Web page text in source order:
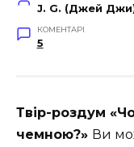
J. G. (Джей
КОМЕНТАРІ
5
Твір-роздум
чемною?» Ви